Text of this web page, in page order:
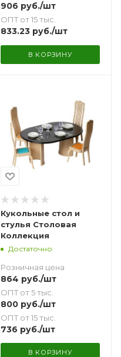
906 руб./шт
ОПТ от 15 тыс.
833.23руб./шт
В КОРЗИНУ
Кукольные стол и
стулья Столовая
Коллекция
Достаточно
Розничная цена
864 руб./шт
ОПТ от 5 тыс.
800руб./шт
ОПТ от 15 тыс.
736 руб./шт
В КОРЗИНУ